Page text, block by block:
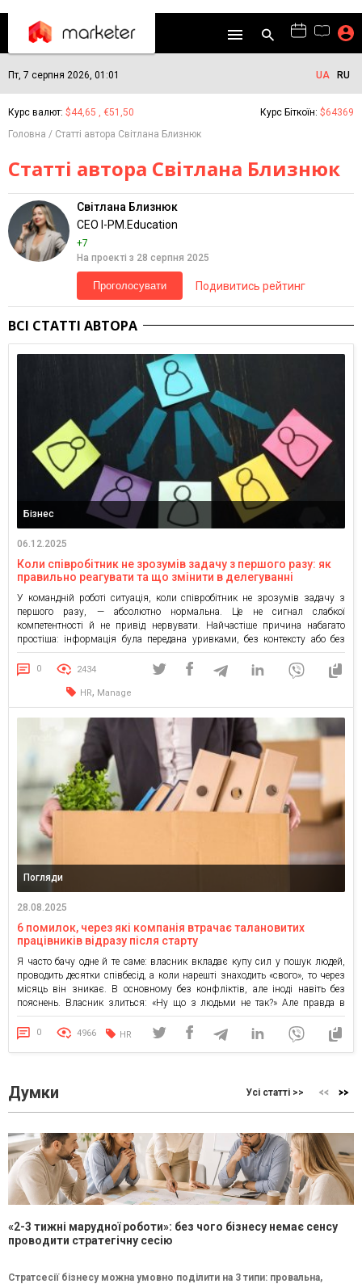
Пт, 7 серпня 2026, 01:01 UA RU
Курс валют: $44,65 , €51,50 Курс Біткоїн: $64369
Головна
Статті автора Світлана Близнюк
Статті автора Світлана Близнюк
Світлана Близнюк
CEO I-PM.Education
+7
На проекті з 28 серпня 2025
Проголосувати Подивитись рейтинг
ВСІ СТАТТІ АВТОРА
Бізнес
06.12.2025
Коли співробітник не зрозумів задачу з першого разу: як
правильно реагувати та що змінити в делегуванні
У командній роботі ситуація, коли співробітник не зрозумів задачу з
першого разу, — абсолютно нормальна. Це не сигнал слабкої
компетентності й не привід нервувати. Найчастіше причина набагато
простіша: інформація була передана уривками, без контексту або без
чітких очікувань. У моїй практиці менеджменту та наставництва я майже
не бачу ситуацій, де корінь проблеми — у людині. […]
0 2434
HR, Manage
Погляди
28.08.2025
6 помилок, через які компанія втрачає талановитих
працівників відразу після старту
Я часто бачу одне й те саме: власник вкладає купу сил у пошук людей,
проводить десятки співбесід, а коли нарешті знаходить «свого», то через
місяць він зникає. В основному без конфліктів, але іноді навіть без
пояснень. Власник злиться: «Ну що з людьми не так?» Але правда в
іншому — справа в тому, як ви зустрічаєте […]
0 4966 HR
Думки Усі статті >>
«2-3 тижні марудної роботи»: без чого бізнесу немає сенсу
проводити стратегічну сесію
Стратсесії бізнесу можна умовно поділити на 3 типи: провальна,